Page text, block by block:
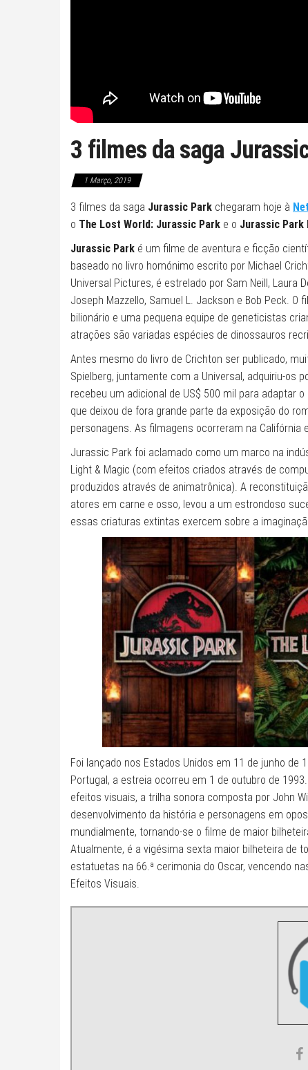
3 filmes da saga
1 Março, 2019
3 filmes da saga Jurassic Park chegaram hoje à
o The Lost World: Jurassic Park e o Jurassic Park
Jurassic Park é um filme de aventura e ficção
baseado no livro homónimo escrito por Michael
Universal Pictures, é estrelado por Sam Neill, Laura
Joseph Mazzello, Samuel L. Jackson e Bob Peck.
bilionário e uma pequena equipe de geneticistas
atrações são variadas espécies de dinossauros
Antes mesmo do livro de Crichton ser publicado,
Spielberg, juntamente com a Universal, adquiriu-os
recebeu um adicional de US$ 500 mil para adaptar
que deixou de fora grande parte da exposição do
personagens. As filmagens ocorreram na Califórnia
Jurassic Park foi aclamado como um marco na
Light & Magic (com efeitos criados através de
produzidos através de animatrônica). A
atores em carne e osso, levou a um estrondoso
essas criaturas extintas exercem sobre a
Foi lançado nos Estados Unidos em 11 de junho de
Portugal, a estreia ocorreu em 1 de outubro de
efeitos visuais, a trilha sonora composta por John
desenvolvimento da história e personagens em
mundialmente, tornando-se o filme de maior
Atualmente, é a vigésima sexta maior bilheteira de
estatuetas na 66.ª cerimonia do Oscar, vencendo
Efeitos Visuais.